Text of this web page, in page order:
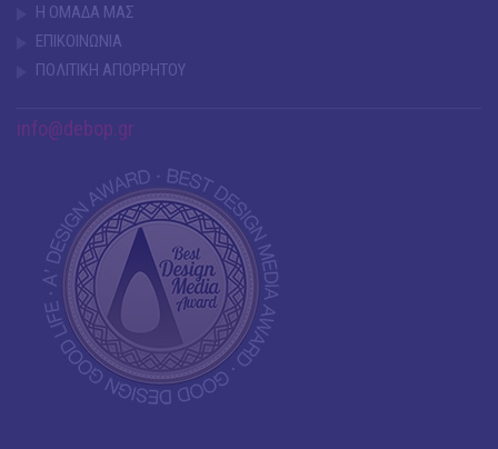
Η ΟΜΑΔΑ ΜΑΣ
ΕΠΙΚΟΙΝΩΝΙΑ
ΠΟΛΙΤΙΚΗ ΑΠΟΡΡΗΤΟΥ
info@debop.gr